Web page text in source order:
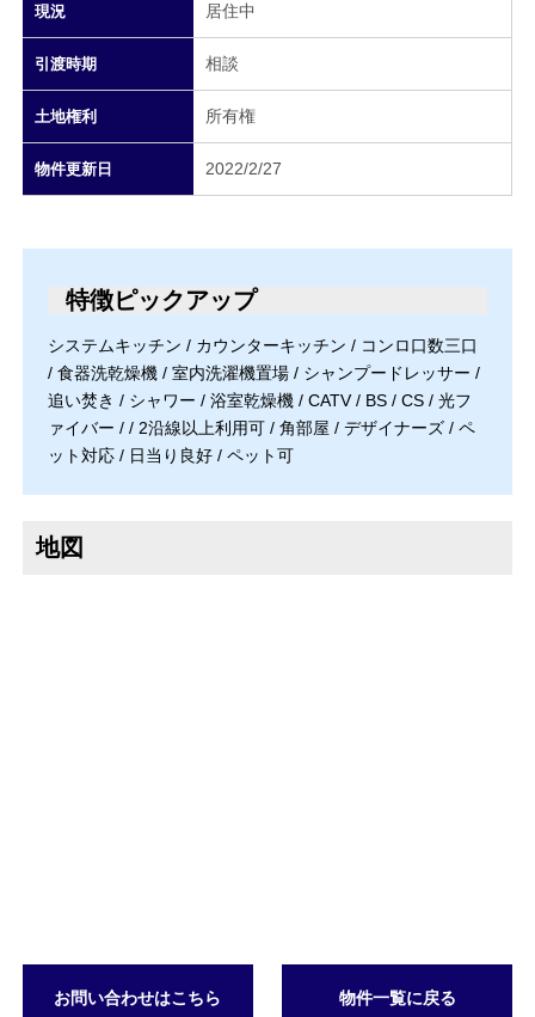
現況 居住中
引渡時期 相談
土地権利 所有権
物件更新日 2022/2/27
特徴ピックアップ
システムキッチン / カウンターキッチン / コンロ口数三口
/ 食器洗乾燥機 / 室内洗濯機置場 / シャンプードレッサー /
追い焚き / シャワー / 浴室乾燥機 / CATV / BS / CS / 光フ
ァイバー / / 2沿線以上利用可 / 角部屋 / デザイナーズ / ペ
ット対応 / 日当り良好 / ペット可
地図
お問い合わせはこちら 物件一覧に戻る